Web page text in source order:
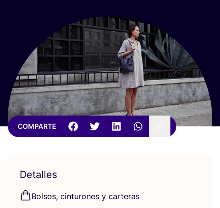
COMPARTE
Detalles
Bol­sos, cin­tu­ro­nes y carteras